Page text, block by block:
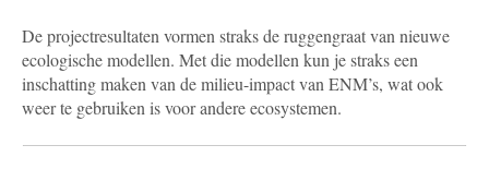
De projectresultaten vormen straks de ruggengraat van nieuwe
ecologische modellen. Met die modellen kun je straks een
inschatting maken van de milieu-impact van ENM’s, wat ook
weer te gebruiken is voor andere ecosystemen.